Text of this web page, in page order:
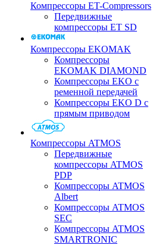
Компрессоры ET-Compressors
Передвижные
компрессоры ET SD
Компрессоры EKOMAK
Компрессоры
EKOMAK DIAMOND
Компрессоры EKO c
ременной передачей
Компрессоры EKO D с
прямым приводом
Компрессоры ATMOS
Передвижные
компрессоры ATMOS
PDP
Компрессоры ATMOS
Albert
Компрессоры ATMOS
SEC
Компрессоры ATMOS
SMARTRONIC